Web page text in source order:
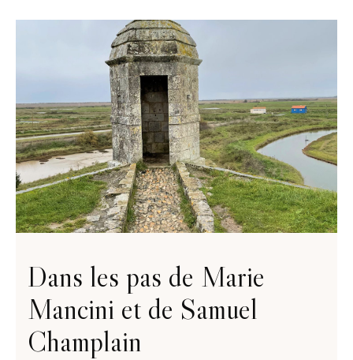
Dans les pas de Marie
Mancini et de Samuel
Champlain